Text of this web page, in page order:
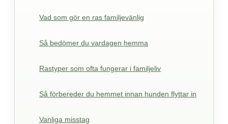
Vad som gör en ras familjevänlig
Så bedömer du vardagen hemma
Rastyper som ofta fungerar i familjeliv
Så förbereder du hemmet innan hunden flyttar in
Vanliga misstag